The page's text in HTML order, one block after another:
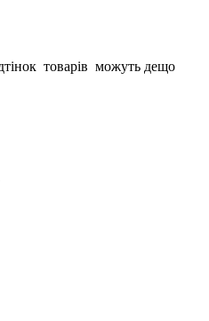
товарів можуть дещо